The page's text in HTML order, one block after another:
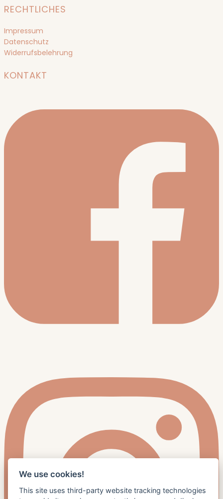
RECHTLICHES
Impressum
Datenschutz
Widerrufsbelehrung
KONTAKT
We use cookies!
This site uses third-party website tracking technologies